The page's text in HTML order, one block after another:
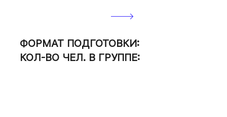
🡒
ФОРМАТ ПОДГОТОВКИ:
КОЛ-ВО ЧЕЛ. В ГРУППЕ: